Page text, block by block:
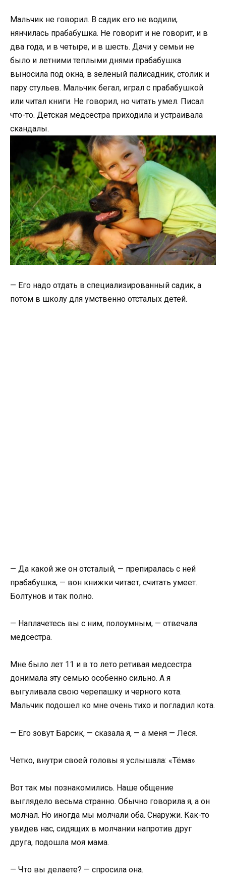
Мальчик не говорил. В садик его не водили,
нянчилась прабабушка. Не говорит и не говорит, и в
два года, и в четыре, и в шесть. Дачи у семьи не
было и летними теплыми днями прабабушка
выносила под окна, в зеленый палисадник, столик и
пару стульев. Мальчик бегал, играл с прабабушкой
или читал книги. Не говорил, но читать умел. Писал
что-то. Детская медсестра приходила и устраивала
скандалы.
— Его надо отдать в специализированный садик, а
потом в школу для умственно отсталых детей.
— Да какой же он отсталый, — препиралась с ней
прабабушка, — вон книжки читает, считать умеет.
Болтунов и так полно.
— Наплачетесь вы с ним, полоумным, — отвечала
медсестра.
Мне было лет 11 и в то лето ретивая медсестра
донимала эту семью особенно сильно. А я
выгуливала свою черепашку и черного кота.
Мальчик подошел ко мне очень тихо и погладил кота.
— Его зовут Барсик, — сказала я, — а меня — Леся.
Четко, внутри своей головы я услышала: «Тёма».
Вот так мы познакомились. Наше общение
выглядело весьма странно. Обычно говорила я, а он
молчал. Но иногда мы молчали оба. Снаружи. Как-то
увидев нас, сидящих в молчании напротив друг
друга, подошла моя мама.
— Что вы делаете? — спросила она.